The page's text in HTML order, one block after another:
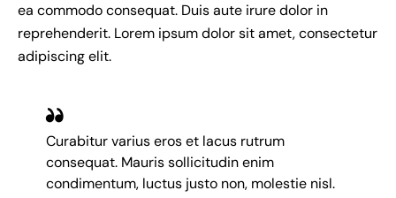
ea commodo consequat. Duis aute irure dolor in
reprehenderit. Lorem ipsum dolor sit amet, consectetur
adipiscing elit.
Curabitur varius eros et lacus rutrum
consequat. Mauris sollicitudin enim
condimentum, luctus justo non, molestie nisl.